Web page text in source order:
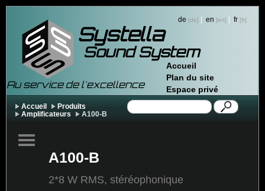
Systella
Au service de l'excellence
Sound System
de | en | fr
Accueil
Plan du site
Espace privé
Accueil
Produits
Amplificateurs
A100-B
A100-B
2*8 W RMS, stéréophonique